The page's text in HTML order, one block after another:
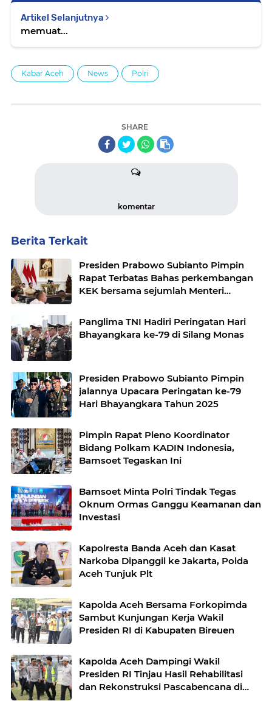
Artikel Selanjutnya
memuat...
Kabar Aceh News Polri
SHARE
komentar
Berita Terkait
Presiden Prabowo Subianto Pimpin
Rapat Terbatas Bahas perkembangan
KEK bersama sejumlah Menteri
Panglima TNI Hadiri Peringatan Hari
Bhayangkara ke-79 di Silang Monas
Presiden Prabowo Subianto Pimpin
jalannya Upacara Peringatan ke-79
Hari Bhayangkara Tahun 2025
Pimpin Rapat Pleno Koordinator
Bidang Polkam KADIN Indonesia,
Bamsoet Tegaskan Ini
Bamsoet Minta Polri Tindak Tegas
Oknum Ormas Ganggu Keamanan dan
Investasi
Kapolresta Banda Aceh dan Kasat
Narkoba Dipanggil ke Jakarta, Polda
Aceh Tunjuk Plt
Kapolda Aceh Bersama Forkopimda
Sambut Kunjungan Kerja Wakil
Presiden RI di Kabupaten Bireuen
Kapolda Aceh Dampingi Wakil
Presiden RI Tinjau Hasil Rehabilitasi
dan Rekonstruksi Pascabencana di